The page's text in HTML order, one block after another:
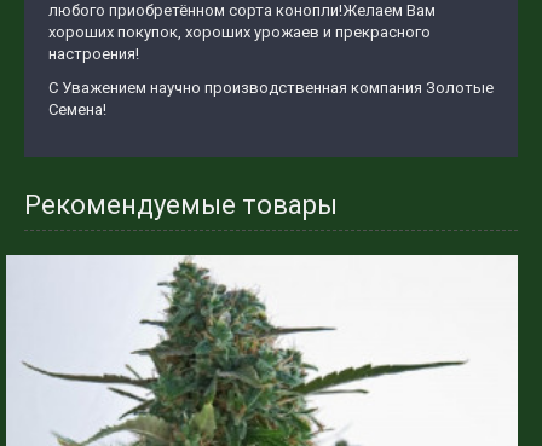
любого приобретённом сорта конопли!Желаем Вам
хороших покупок, хороших урожаев и прекрасного
настроения!
С Уважением научно производственная компания Золотые
Семена!
Рекомендуемые товары